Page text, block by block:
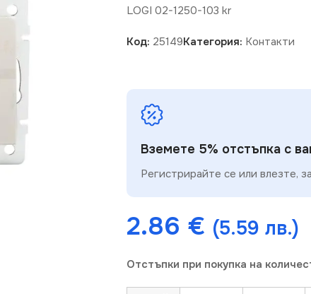
LOGI 02-1250-103 kr
Код: 25149Категория: Контакти
Вземете 5% отстъпка с
Регистрирайте се или влезте,
2.86 € (5.59 лв.)
Отстъпки при покупка на